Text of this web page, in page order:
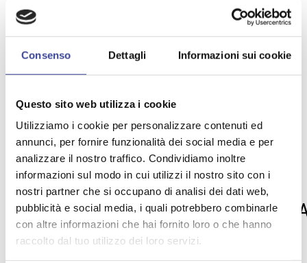
Consenso Dettagli Informazioni sui cookie
Questo sito web utilizza i cookie
Utilizziamo i cookie per personalizzare contenuti ed
annunci, per fornire funzionalità dei social media e per
analizzare il nostro traffico. Condividiamo inoltre
informazioni sul modo in cui utilizzi il nostro sito con i
nostri partner che si occupano di analisi dei dati web,
pubblicità e social media, i quali potrebbero combinarle
con altre informazioni che hai fornito loro o che hanno
raccolto dal tuo utilizzo dei loro servizi.
servizi sociali impegnati nella gestione delle procedure
annesse al SAI”.
“Per le città di frontiera e di sbarco – continua – abbiamo
chiesto particolare attenzione, oltre al sostegno
economico, poiché su di esse grava un peso non
indifferente e ci sembra giusto poterle mettere nelle
fenomeno stabile. “Con poche risorse in più possiamo
fare un lavoro migliore”, conclude Biffoni.
TEMI PIÙ VISTI
PACE , OLIMPIADI,ANCILAB, IMU,
, AMBIENTE, ASSEMBLEA ANCI,
MILANO SOLIDARIETÀ